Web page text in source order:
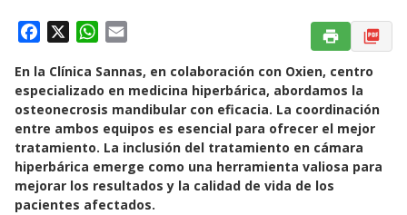
c
e
b
o
o
k
W
a
t
s
A
p
p
a
i
l
En la Clínica Sannas, en colaboración con Oxien, centro
especializado en medicina hiperbárica, abordamos la
osteonecrosis mandibular con eficacia. La coordinación
entre ambos equipos es esencial para ofrecer el mejor
tratamiento. La inclusión del tratamiento en cámara
hiperbárica emerge como una herramienta valiosa para
mejorar los resultados y la calidad de vida de los
pacientes afectados.